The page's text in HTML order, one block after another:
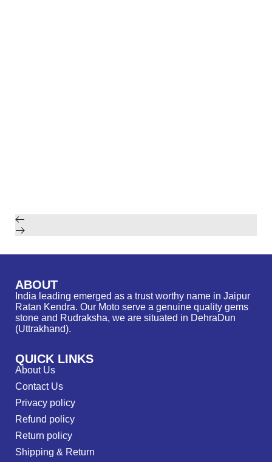
ABOUT
India leading emerged as a trust worthy name in Jaipur
Ratan Kendra. Our Moto serve a genuine quality gems
stone and Rudraksha, we are situated in DehraDun
(Uttrakhand).
QUICK LINKS
About Us
Contact Us
Privacy policy
Refund policy
Return policy
Shipping & Return